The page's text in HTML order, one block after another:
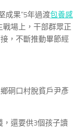
成果“5年過渡包養感
戰場上，干部群眾正
，不斷推動畢節經
硐口村脫貧戶尹彥
，還要供3個孩子讀